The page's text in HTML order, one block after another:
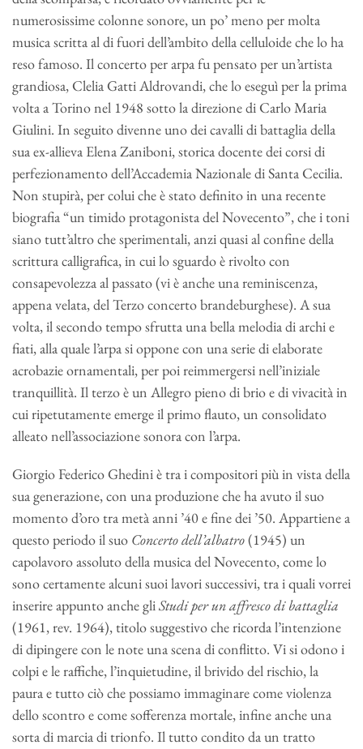
numerosissime colonne sonore, un po’ meno per molta
musica scritta al di fuori dell’ambito della celluloide che lo ha
reso famoso. Il concerto per arpa fu pensato per un’artista
grandiosa, Clelia Gatti Aldrovandi, che lo eseguì per la prima
volta a Torino nel 1948 sotto la direzione di Carlo Maria
Giulini. In seguito divenne uno dei cavalli di battaglia della
sua ex-allieva Elena Zaniboni, storica docente dei corsi di
perfezionamento dell’Accademia Nazionale di Santa Cecilia.
Non stupirà, per colui che è stato definito in una recente
biografia “un timido protagonista del Novecento”, che i toni
siano tutt’altro che sperimentali, anzi quasi al confine della
scrittura calligrafica, in cui lo sguardo è rivolto con
consapevolezza al passato (vi è anche una reminiscenza,
appena velata, del Terzo concerto brandeburghese). A sua
volta, il secondo tempo sfrutta una bella melodia di archi e
fiati, alla quale l’arpa si oppone con una serie di elaborate
acrobazie ornamentali, per poi reimmergersi nell’iniziale
tranquillità. Il terzo è un Allegro pieno di brio e di vivacità in
cui ripetutamente emerge il primo flauto, un consolidato
alleato nell’associazione sonora con l’arpa.
Giorgio Federico Ghedini è tra i compositori più in vista della
sua generazione, con una produzione che ha avuto il suo
momento d’oro tra metà anni ’40 e fine dei ’50. Appartiene a
questo periodo il suo Concerto dell’albatro(1945) un
capolavoro assoluto della musica del Novecento, come lo
sono certamente alcuni suoi lavori successivi, tra i quali vorrei
inserire appunto anche gliStudi per un affresco di battaglia
(1961, rev. 1964), titolo suggestivo che ricorda l’intenzione
di dipingere con le note una scena di conflitto. Vi si odono i
colpi e le raffiche, l’inquietudine, il brivido del rischio, la
paura e tutto ciò che possiamo immaginare come violenza
dello scontro e come sofferenza mortale, infine anche una
sorta di marcia di trionfo. Il tutto condito da un tratto